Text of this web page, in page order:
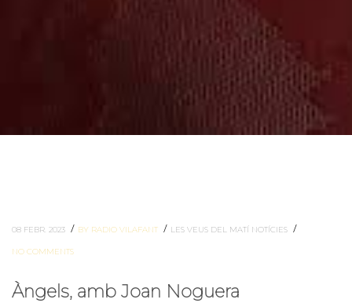
08 FEBR. 2023 / BY RADIO VILAFANT / LES VEUS DEL MATÍ NOTÍCIES /
NO COMMENTS
Àngels, amb Joan Noguera